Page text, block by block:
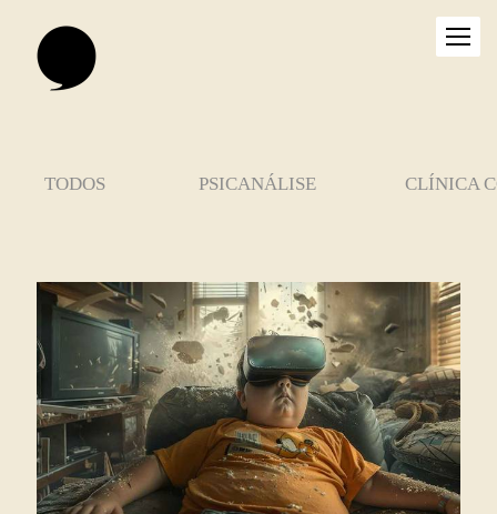
TODOS PSICANÁLISE CLÍNICA